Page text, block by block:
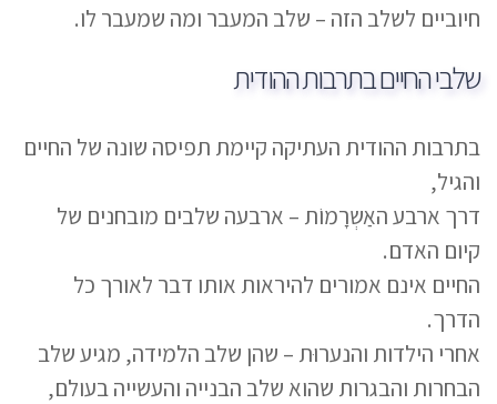
חיוביים לשלב הזה – שלב המעבר ומה שמעבר לו.
שלבי החיים בתרבות ההודית
בתרבות ההודית העתיקה קיימת תפיסה שונה של החיים
והגיל,
דרך ארבע האַשְרָמוֹת – ארבעה שלבים מובחנים של
קיום האדם.
החיים אינם אמורים להיראות אותו דבר לאורך כל
הדרך.
אחרי הילדות והנערוּת – שהן שלב הלמידה, מגיע שלב
הבחרות והבגרות שהוא שלב הבנייה והעשייה בעולם,